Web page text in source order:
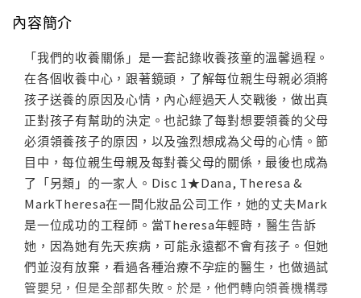
內容簡介
「我們的收養關係」是一套記錄收養孩童的溫馨過程。
在各個收養中心，跟著鏡頭，了解每位親生母親必須將
孩子送養的原因及心情，內心經過天人交戰後，做出真
正對孩子有幫助的決定。也記錄了每對想要領養的父母
必須領養孩子的原因，以及強烈想成為父母的心情。節
目中，每位親生母親及每對養父母的關係，最後也成為
了「另類」的一家人。Disc 1★Dana, Theresa &
MarkTheresa在一間化妝品公司工作，她的丈夫Mark
是一位成功的工程師。當Theresa年輕時，醫生告訴
她，因為她有先天疾病，可能永遠都不會有孩子。但她
們並沒有放棄，看過各種治療不孕症的醫生，也做過試
管嬰兒，但是全部都失敗。於是，他們轉向領養機構尋